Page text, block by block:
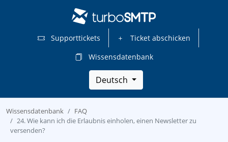
Supporttickets
Ticket abschicken
Wissensdatenbank
Deutsch
Wissensdatenbank
FAQ
24. Wie kann ich die Erlaubnis einholen, einen Newsletter zu
versenden?